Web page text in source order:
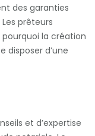
des garanties
prêteurs
pourquoi la création
disposer d’une
et d’expertise